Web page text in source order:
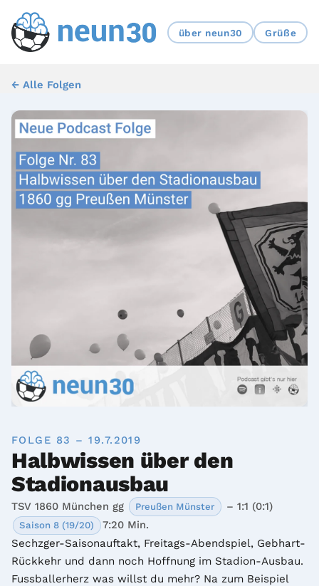
über neun30 Grüße
← Alle Folgen
FOLGE 83 – 19.7.2019
Halbwissen über den
Stadionausbau
TSV 1860 München gg Preußen Münster – 1:1 (0:1)
Saison 8 (19/20)
7:20 Min.
Sechzger-Saisonauftakt, Freitags-Abendspiel, Gebhart-
Rückkehr und dann noch Hoffnung im Stadion-Ausbau.
Fussballerherz was willst du mehr? Na zum Beispiel